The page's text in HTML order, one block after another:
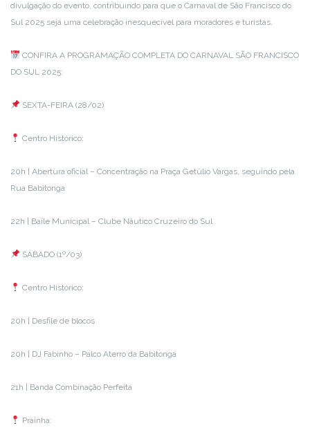
divulgação do evento, contribuindo para que o Carnaval de São Francisco do
Sul 2025 seja uma celebração inesquecível para moradores e turistas.
CONFIRA A PROGRAMAÇÃO COMPLETA DO CARNAVAL SÃO FRANCISCO
DO SUL 2025:
SEXTA-FEIRA (28/02)
Centro Histórico:
20h | Abertura oficial – Concentração na Praça Getúlio Vargas, seguindo pela
Rua Babitonga
22h | Baile Municipal – Clube Náutico Cruzeiro do Sul
SÁBADO (1º/03)
Centro Histórico:
20h | Desfile de blocos
20h | DJ Fabinho – Palco Aterro da Babitonga
21h | Banda Combinação Perfeita
Prainha: